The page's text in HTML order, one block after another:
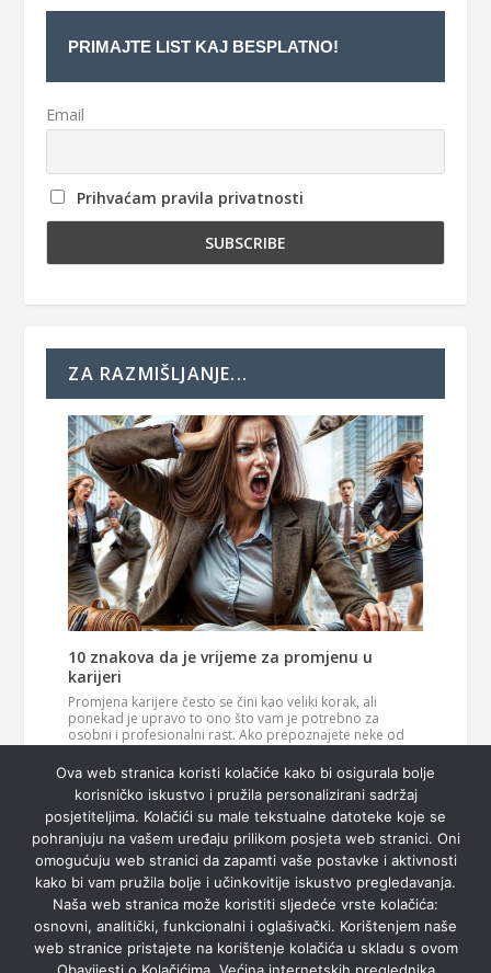
PRIMAJTE LIST KAJ BESPLATNO!
Email
Prihvaćam pravila privatnosti
ZA RAZMIŠLJANJE...
10 znakova da je vrijeme za promjenu u
karijeri
Promjena karijere često se čini kao veliki korak, ali
ponekad je upravo to ono što vam je potrebno za
osobni i profesionalni rast. Ako prepoznajete neke od
ovih znakova, možda je vrijeme da razmislite o novom
smjeru u svom životu. 1. Vaš posao više vas…Pročitaj
više
Ova web stranica koristi kolačiće kako bi osigurala bolje
korisničko iskustvo i pružila personalizirani sadržaj
posjetiteljima. Kolačići su male tekstualne datoteke koje se
pohranjuju na vašem uređaju prilikom posjeta web stranici. Oni
omogućuju web stranici da zapamti vaše postavke i aktivnosti
kako bi vam pružila bolje i učinkovitije iskustvo pregledavanja.
Naša web stranica može koristiti sljedeće vrste kolačića:
osnovni, analitički, funkcionalni i oglašivački. Korištenjem naše
web stranice pristajete na korištenje kolačića u skladu s ovom